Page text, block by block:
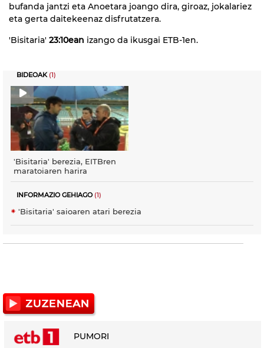
bufanda jantzi eta Anoetara joango dira, giroaz, jokalariez
eta gerta daitekeenaz disfrutatzera.
'Bisitaria' 23:10ean izango da ikusgai ETB-1en.
BIDEOAK (1)
'Bisitaria' berezia, EITBren
maratoiaren harira
INFORMAZIO GEHIAGO(1)
'Bisitaria' saioaren atari berezia
PUMORI